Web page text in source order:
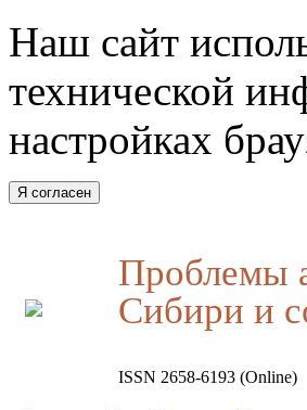
Наш сайт
технической
настройках
Я согласен
Проблемы
Сибири и
ISSN 2658-6193 (Online)